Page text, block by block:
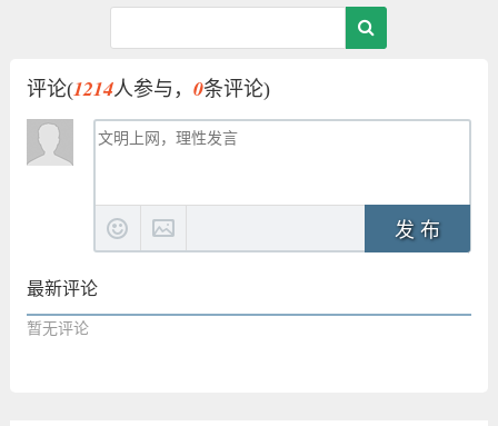
评论(1214人参与， 0条评论)
发 布
最新评论
暂无评论